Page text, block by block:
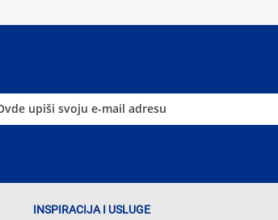
INSPIRACIJA I USLUGE